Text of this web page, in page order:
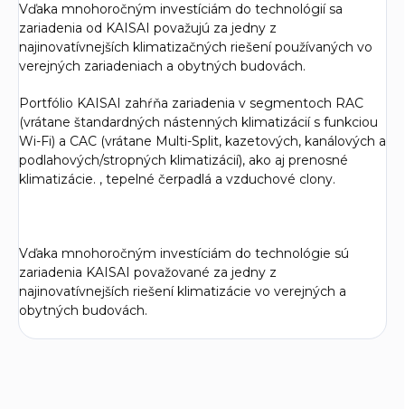
Vďaka mnohoročným investíciám do technológií sa
zariadenia od KAISAI považujú za jedny z
najinovatívnejších klimatizačných riešení používaných vo
verejných zariadeniach a obytných budovách.
Portfólio KAISAI zahŕňa zariadenia v segmentoch RAC
(vrátane štandardných nástenných klimatizácií s funkciou
Wi-Fi) a CAC (vrátane Multi-Split, kazetových, kanálových a
podlahových/stropných klimatizácií), ako aj prenosné
klimatizácie. , tepelné čerpadlá a vzduchové clony.
Vďaka mnohoročným investíciám do technológie sú
zariadenia KAISAI považované za jedny z
najinovatívnejších riešení klimatizácie vo verejných a
obytných budovách.